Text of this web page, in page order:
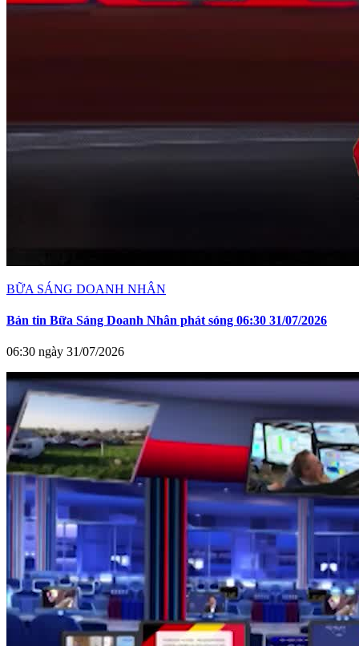
BỮA SÁNG DOANH NHÂN
Bản tin Bữa Sáng Doanh Nhân phát sóng 06:30 31/07/2026
06:30 ngày 31/07/2026